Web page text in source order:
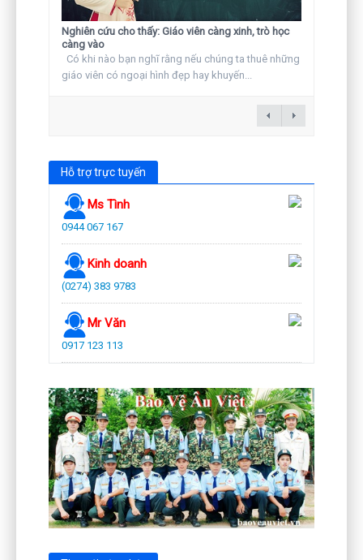
Nghiên cứu cho thấy: Giáo viên càng xinh, trò học
càng vào
Có khi nào bạn nghĩ rằng nếu chúng ta thuê những
giáo viên có ngoại hình đẹp hay khuyến...
Hỗ trợ trực tuyến
Ms Tình
0944 067 167
Kinh doanh
(0274) 383 9783
Mr Văn
0917 123 113